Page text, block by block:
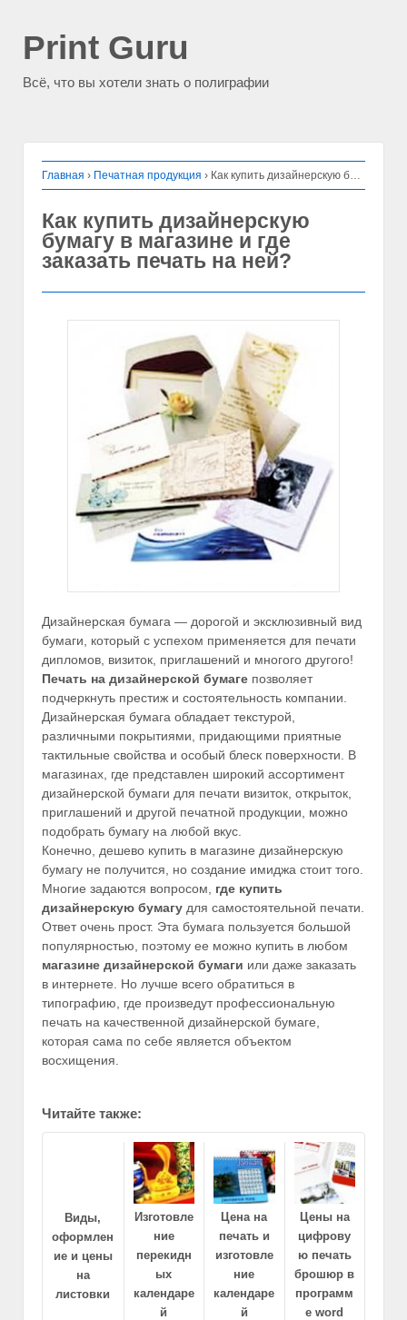
Print Guru
Всё, что вы хотели знать о полиграфии
Главная › Печатная продукция › Как купить дизайнерскую бумагу в магазине и где заказать печать на ней?
Как купить дизайнерскую
бумагу в магазине и где
заказать печать на ней?
Дизайнерская бумага — дорогой и эксклюзивный вид
бумаги, который с успехом применяется для печати
дипломов, визиток, приглашений и многого другого!
Печать на дизайнерской бумаге позволяет
подчеркнуть престиж и состоятельность компании.
Дизайнерская бумага обладает текстурой,
различными покрытиями, придающими приятные
тактильные свойства и особый блеск поверхности. В
магазинах, где представлен широкий ассортимент
дизайнерской бумаги для печати визиток, открыток,
приглашений и другой печатной продукции, можно
подобрать бумагу на любой вкус.
Конечно, дешево купить в магазине дизайнерскую
бумагу не получится, но создание имиджа стоит того.
Многие задаются вопросом, где купить
дизайнерскую бумагу для самостоятельной печати.
Ответ очень прост. Эта бумага пользуется большой
популярностью, поэтому ее можно купить в любом
магазине дизайнерской бумаги или даже заказать
в интернете. Но лучше всего обратиться в
типографию, где произведут профессиональную
печать на качественной дизайнерской бумаге,
которая сама по себе является объектом
восхищения.
Читайте также:
Виды,
оформлен
ие и цены
на
листовки
Изготовле
ние
перекидн
ых
календаре
й
Цена на
печать и
изготовле
ние
календаре
й
Цены на
цифрову
ю печать
брошюр в
программ
е word